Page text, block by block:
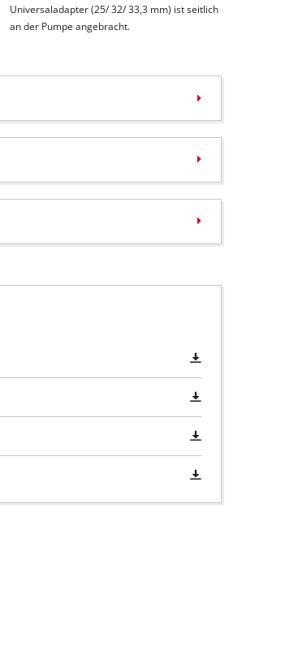
Universaladapter (25/ 32/ 33,3 mm) ist seitlich
an der Pumpe angebracht.